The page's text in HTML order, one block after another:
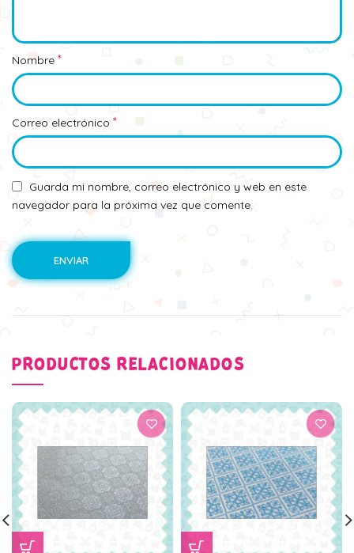
Nombre *
Correo electrónico *
Guarda mi nombre, correo electrónico y web en este
navegador para la próxima vez que comente.
PRODUCTOS RELACIONADOS